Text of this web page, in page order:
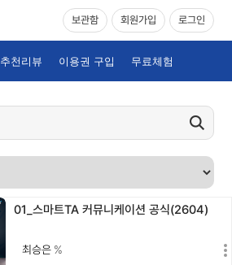
보관함 회원가입 로그인
추천리뷰 이용권 구입 무료체험
01_스마트TA 커뮤니케이션 공식(2604)
최승은 %